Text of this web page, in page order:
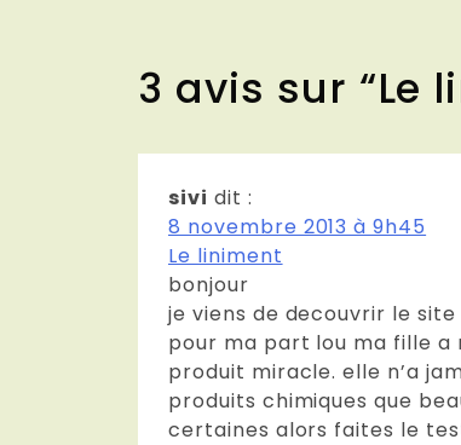
3 avis sur “Le
sivi dit :
8 novembre 2013 à 9h45
Le liniment
bonjour
je viens de decouvrir le
pour ma part lou ma fille a
produit miracle. elle n’a
produits chimiques que
certaines alors faites le